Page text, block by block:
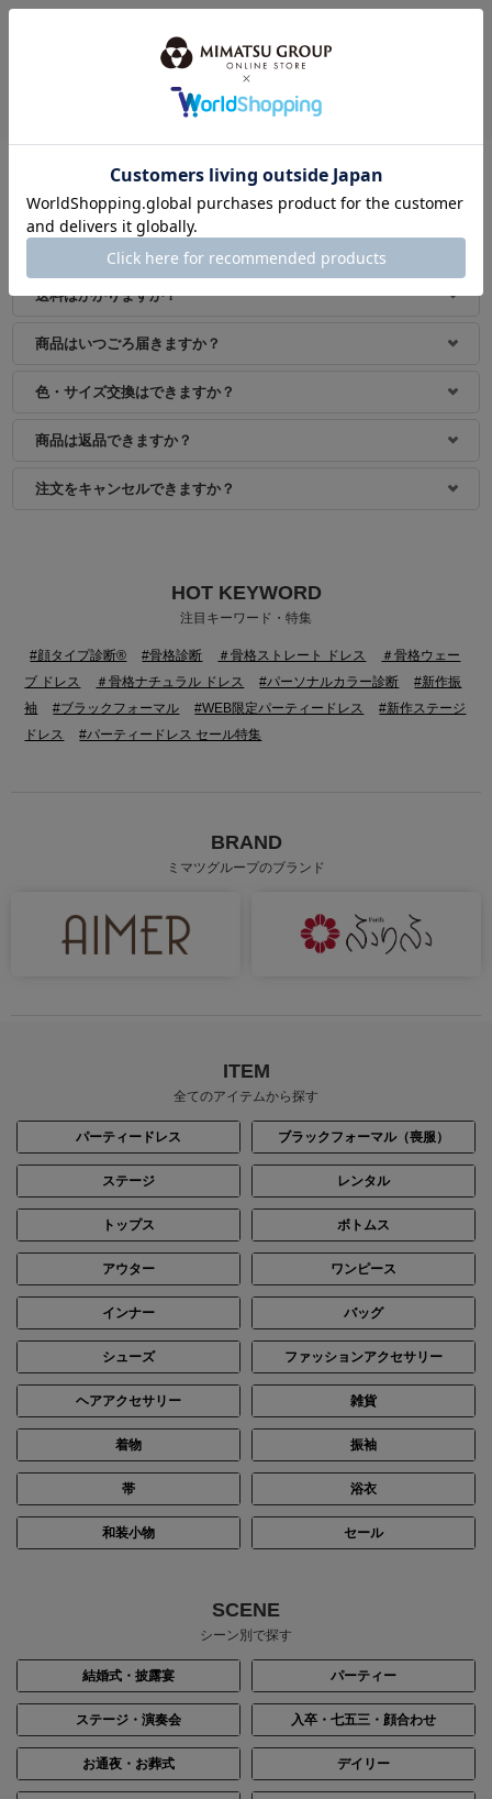
このアイテムを見ている人におすすめ
おすすめアイテム
よくあるご質問
送料はかかりますか？
商品はいつごろ届きますか？
色・サイズ交換はできますか？
商品は返品できますか？
注文をキャンセルできますか？
HOT KEYWORD
注目キーワード・特集
#顔タイプ診断® #骨格診断 ＃骨格ストレート ドレス
＃骨格ウェー
ブ ドレス
＃骨格ナチュラル ドレス #パーソナルカラー診断
#新作振
袖
#ブラックフォーマル #WEB限定パーティードレス
#新作ステージ
ドレス
#パーティードレス セール特集
BRAND
ミマツグループのブランド
ITEM
全てのアイテムから探す
パーティードレス ブラックフォーマル（喪服）
ステージ レンタル
トップス ボトムス
アウター ワンピース
インナー バッグ
シューズ ファッションアクセサリー
ヘアアクセサリー 雑貨
着物 振袖
帯 浴衣
和装小物 セール
SCENE
シーン別で探す
結婚式・披露宴 パーティー
ステージ・演奏会 入卒・七五三・顔合わせ
お通夜・お葬式 デイリー